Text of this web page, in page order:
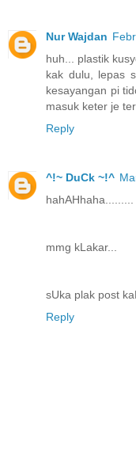
Nur Wajdan
huh... plastik
kak dulu, lepas
kesayangan pi
masuk keter je
Reply
^!~ DuCk ~!^
hahAHhaha.........
mmg kLakar...
sUka plak post
Reply